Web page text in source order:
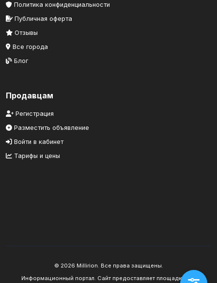
Политика конфиденциальности
Публичная оферта
Отзывы
Все города
Блог
Продавцам
Регистрация
Разместить объявление
Войти в кабинет
Тарифы и цены
© 2026 Millirion. Все права защищены.
Информационный портал. Сайт предоставляет площадку для